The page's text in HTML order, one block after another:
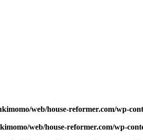
web/house-reformer.com/wp-
web/house-reformer.com/wp-